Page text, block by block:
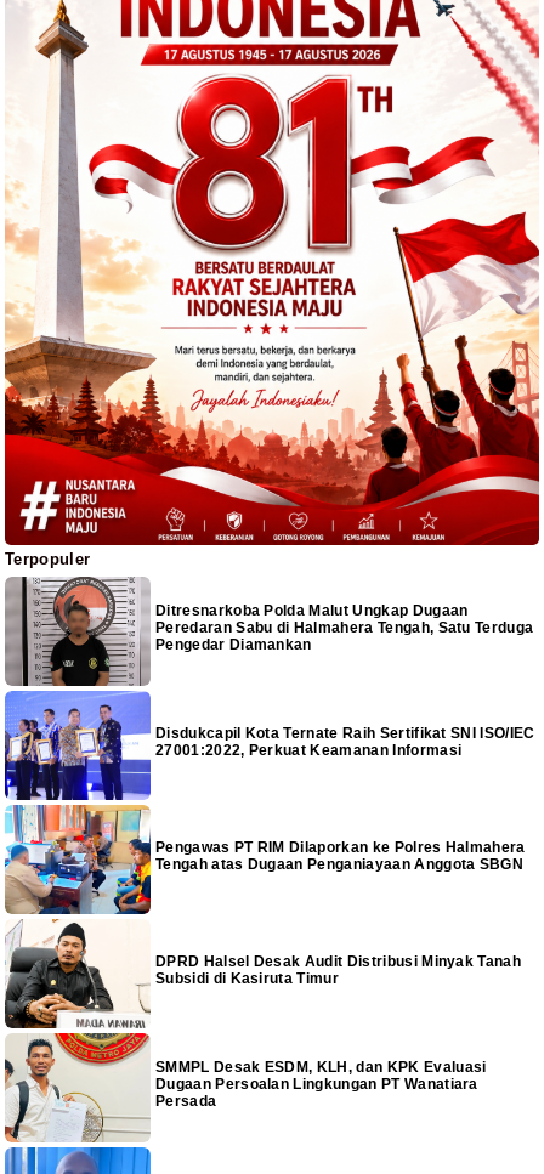
Terpopuler
Ditresnarkoba Polda Malut Ungkap Dugaan
Peredaran Sabu di Halmahera Tengah, Satu Terduga
Pengedar Diamankan
Disdukcapil Kota Ternate Raih Sertifikat SNI ISO/IEC
27001:2022, Perkuat Keamanan Informasi
Pengawas PT RIM Dilaporkan ke Polres Halmahera
Tengah atas Dugaan Penganiayaan Anggota SBGN
DPRD Halsel Desak Audit Distribusi Minyak Tanah
Subsidi di Kasiruta Timur
SMMPL Desak ESDM, KLH, dan KPK Evaluasi
Dugaan Persoalan Lingkungan PT Wanatiara
Persada